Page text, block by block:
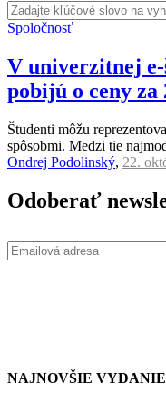
Spoločnosť
V univerzitnej
pobijú o ceny za
Študenti môžu
spôsobmi. Medzi tie
Ondrej Podolinský, 22.
Odoberať
NAJNOVŠIE VYDANIE